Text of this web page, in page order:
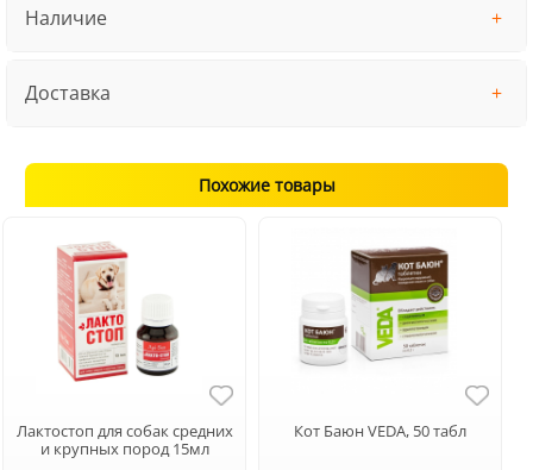
Наличие
Доставка
Похожие товары
Лактостоп для собак средних
и крупных пород 15мл
Кот Баюн VEDA, 50 табл